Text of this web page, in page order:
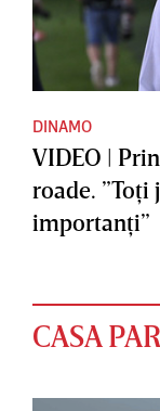
DINAMO
VIDEO |
roade.
importanţi”
CASA